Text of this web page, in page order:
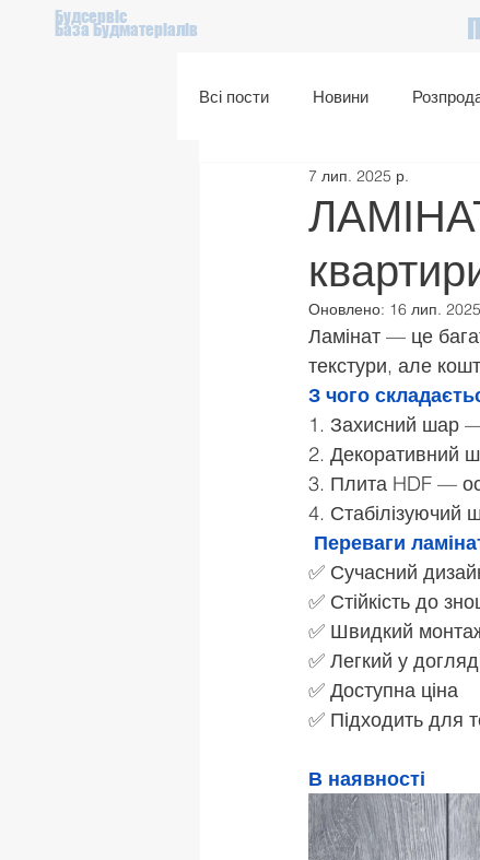
Будсервіс
База Будматеріалів
Всі пости Новини
Подарунковий сертифікат
7 лип. 2025 р.
Оновлено: 16 лип.
Ламінат — це
текстури, але
З чого
1. Захисний шар
2. Декоративний
3. Плита HDF —
4. Стабілізуючий
Переваги
✅ Сучасний
✅ Стійкість до
✅ Швидкий
✅ Легкий у
✅ Доступна ціна
✅ Підходить для
В наявності